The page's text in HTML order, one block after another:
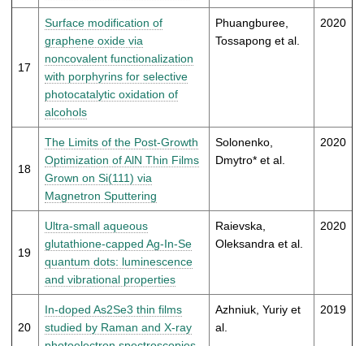
17
Surface modification of
graphene oxide via
noncovalent functionalization
with porphyrins for selective
photocatalytic oxidation of
alcohols
Phuangburee,
Tossapong et al.
2020
18
The Limits of the Post-Growth
Optimization of AlN Thin Films
Grown on Si(111) via
Magnetron Sputtering
Solonenko,
Dmytro* et al.
2020
19
Ultra-small aqueous
glutathione-capped Ag-In-Se
quantum dots: luminescence
and vibrational properties
Raievska,
Oleksandra et al.
2020
20
In-doped As2Se3 thin films
studied by Raman and X-ray
Azhniuk, Yuriy et
al.
2019